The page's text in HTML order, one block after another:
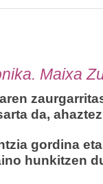
Maixa
da,
gordina
hunkitzen